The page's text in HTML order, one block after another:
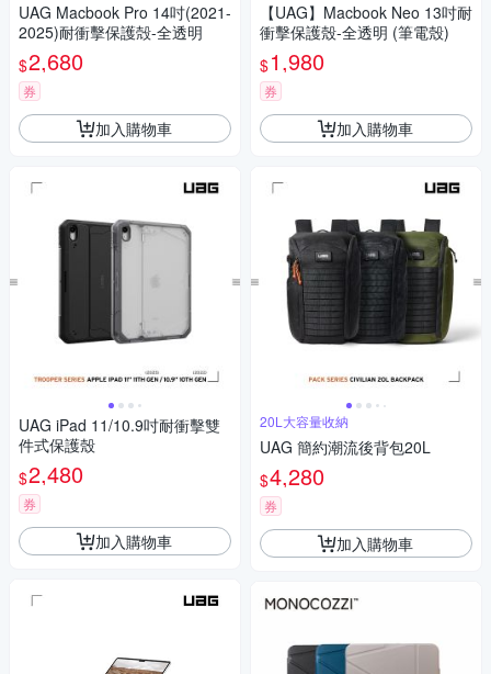
UAG Macbook Pro 14吋(2021-
2025)耐衝擊保護殻-全透明
$2,680
券
加入購物車
UAG iPad 11/10.9吋耐衝擊雙
件式保護殼
$2,480
券
加入購物車
【UAG】Macbook Neo 13吋耐
衝擊保護殼-全透明 (筆電殼)
$1,980
券
加入購物車
20L大容量收納
UAG 簡約潮流後背包20L
$4,280
券
加入購物車